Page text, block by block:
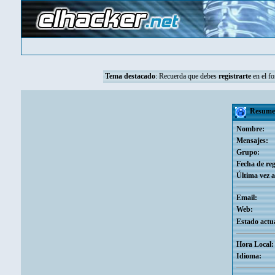
Tema destacado: Recuerda que debes registrarte en el
Nombre:
Mensajes:
Grupo:
Fecha de
Última vez
Email:
Web:
Estado
Hora Local:
Idioma: